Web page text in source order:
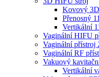
Kovový
Přenosný
Vertikální
Vaginální HIFU
Vaginální přístroj
Vaginální RF
Vakuový
Vertikální